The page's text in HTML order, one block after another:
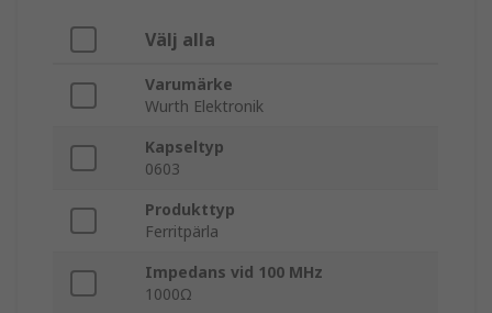
Välj alla
Varumärke
Wurth Elektronik
Kapseltyp
0603
Produkttyp
Ferritpärla
Impedans vid 100 MHz
1000Ω